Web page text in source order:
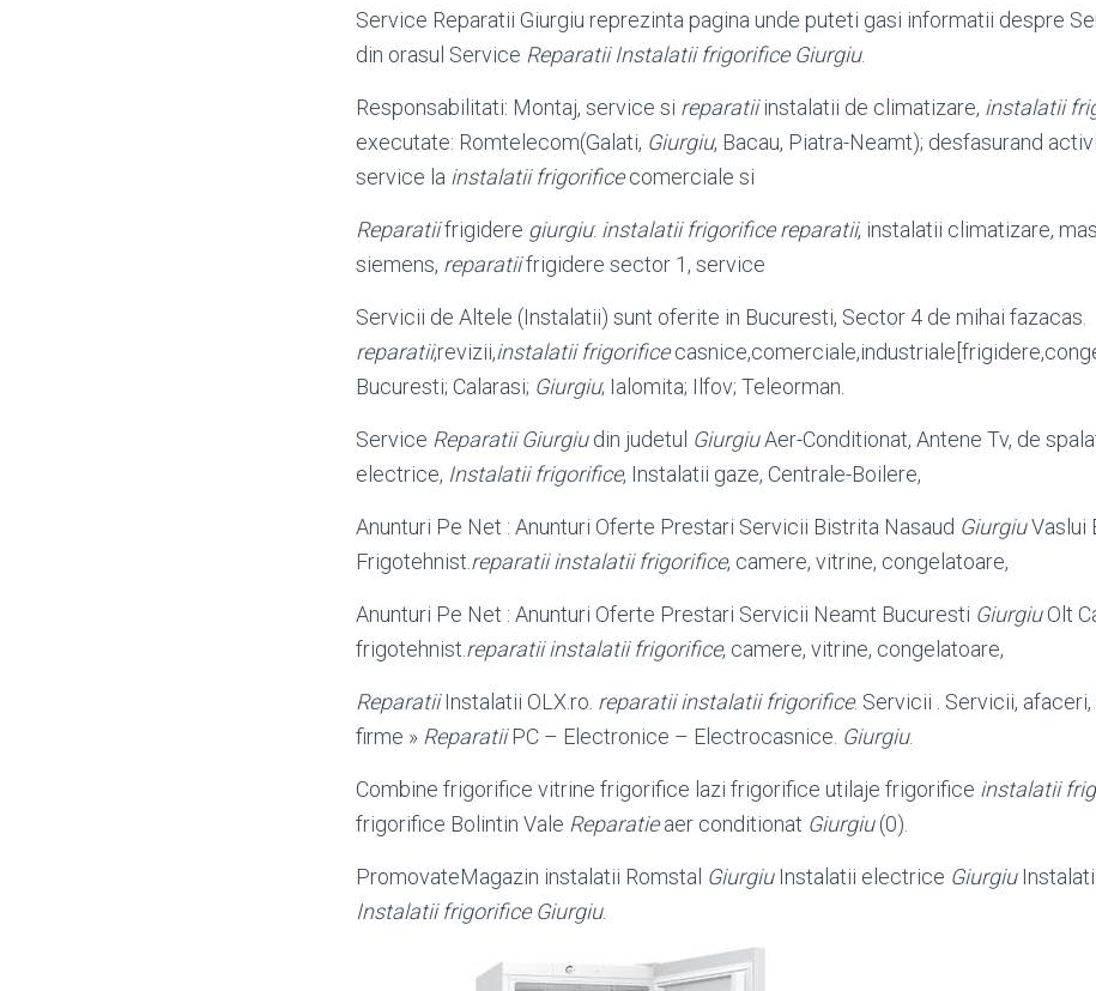
Service Reparatii Giurgiu reprezinta pagina unde puteti gasi informatii despre
din orasul Service Reparatii Instalatii frigorifice Giurgiu.
Responsabilitati: Montaj, service si reparatiiinstalatii de climatizare, instalatii
executate: Romtelecom(Galati, Giurgiu, Bacau, Piatra-Neamt); desfasurand
service la instalatii frigorificecomerciale si
Reparatiifrigidere giurgiu: instalatii frigorifice reparatii, instalatii climatizare,
siemens, reparatiifrigidere sector 1, service
Servicii de Altele (Instalatii) sunt oferite in Bucuresti, Sector 4 de mihai fazacas.
reparatii,revizii,instalatii frigorificecasnice,comerciale,industriale[frigidere,
Bucuresti; Calarasi; Giurgiu; Ialomita; Ilfov; Teleorman.
Service Reparatii Giurgiudin judetul GiurgiuAer-Conditionat, Antene Tv, de
electrice, Instalatii frigorifice, Instalatii gaze, Centrale-Boilere,
Anunturi Pe Net : Anunturi Oferte Prestari Servicii Bistrita Nasaud GiurgiuVaslui
Frigotehnist. reparatii instalatii frigorifice, camere, vitrine, congelatoare,
Anunturi Pe Net : Anunturi Oferte Prestari Servicii Neamt Bucuresti GiurgiuOlt
frigotehnist. reparatii instalatii frigorifice, camere, vitrine, congelatoare,
ReparatiiInstalatii OLX.ro. reparatii instalatii frigorifice. Servicii . Servicii,
firme » ReparatiiPC – Electronice – Electrocasnice. Giurgiu.
Combine frigorifice vitrine frigorifice lazi frigorifice utilaje frigorifice instalatii
frigorifice Bolintin Vale Reparatieaer conditionat Giurgiu(0).
PromovateMagazin instalatii Romstal GiurgiuInstalatii electrice Giurgiu
Instalatii frigorifice Giurgiu.